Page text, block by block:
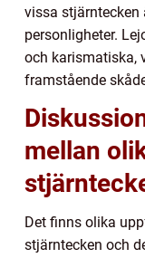
vissa stjärntecken
personligheter.
och karismatiska,
framstående
mellan
Det finns olika
stjärntecken och